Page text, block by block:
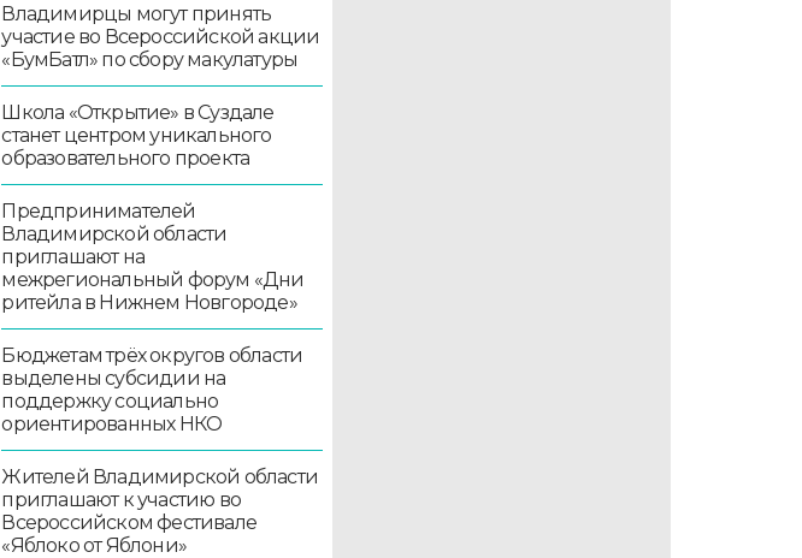
Владимирцы могут принять
участие во Всероссийской акции
«БумБатл» по сбору макулатуры
Школа «Открытие» в Суздале
станет центром уникального
образовательного проекта
Предпринимателей
Владимирской области
приглашают на
межрегиональный форум «Дни
ритейла в Нижнем Новгороде»
Бюджетам трёх округов области
выделены субсидии на
поддержку социально
ориентированных НКО
Жителей Владимирской области
приглашают к участию во
Всероссийском фестивале
«Яблоко от Яблони»